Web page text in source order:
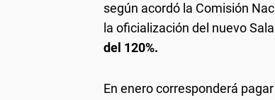
según acordó la Comisión
la oficialización del nuevo
del 120%.
En enero corresponderá